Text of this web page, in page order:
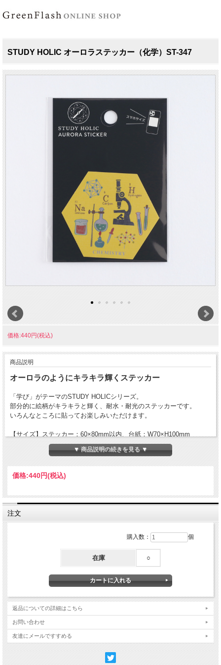
STUDY HOLIC オーロラステッカー（化学）ST-347
価格:440円(税込)
商品説明
オーロラのようにキラキラ輝くステッカー
「学び」がテーマのSTUDY HOLICシリーズ。
部分的に絵柄がキラキラと輝く、耐水・耐光のステッカーです。
いろんなところに貼ってお楽しみいただけます。
【サイズ】ステッカー：60×80mm以内、台紙：W70×H100mm
【素材】PET・PP（本体）・紙（台紙）
Made in Japan
▼ 商品説明の続きを見る ▼
価格:440円(税込)
注文
購入数： 個
在庫 ○
返品についての詳細はこちら
お問い合わせ
友達にメールですすめる